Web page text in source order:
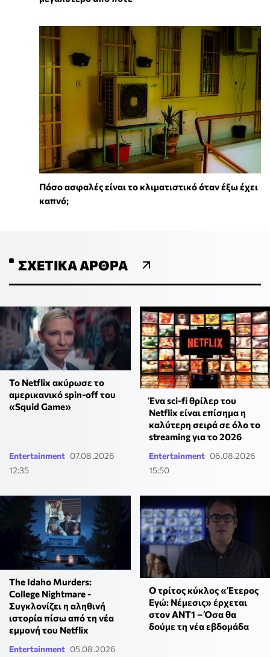
Πόσο ασφαλές είναι το κλιματιστικό όταν έξω έχει
καπνό;
ΣΧΕΤΙΚΆ ΆΡΘΡΑ
Το Netflix ακύρωσε το
αμερικανικό spin-off του
«Squid Game»
Entertainment 07.08.2026
12:35
Ένα sci-fi θρίλερ του
Netflix είναι επίσημα η
καλύτερη σειρά σε όλο το
streaming για το 2026
Entertainment 06.08.2026
15:50
The Idaho Murders:
College Nightmare -
Συγκλονίζει η αληθινή
ιστορία πίσω από τη νέα
εμμονή του Netflix
Entertainment 05.08.2026
Ο τρίτος κύκλος «Έτερος
Εγώ: Νέμεσις» έρχεται
στον ΑΝΤ1 – Όσα θα
δούμε τη νέα εβδομάδα